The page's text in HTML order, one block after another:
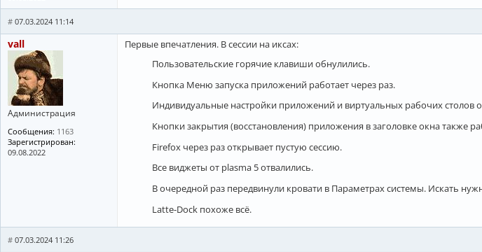
vall
Администрация
Сообщения: 1163
Зарегистрирован:
09.08.2022
# 07.03.2024 11:14
Первые впечатления. В сессии на иксах:
Пользовательские горячие клавиши обнулились.
Кнопка Меню запуска приложений работает через раз.
Индивидуальные настройки приложений и виртуальных рабочих столов
Кнопки закрытия (восстановления) приложения в заголовке окна также
Firefox через раз открывает пустую сессию.
Все виджеты от plasma 5 отвалились.
В очередной раз передвинули кровати в Параметрах системы. Искать
Latte-Dock похоже всё.
# 07.03.2024 11:26